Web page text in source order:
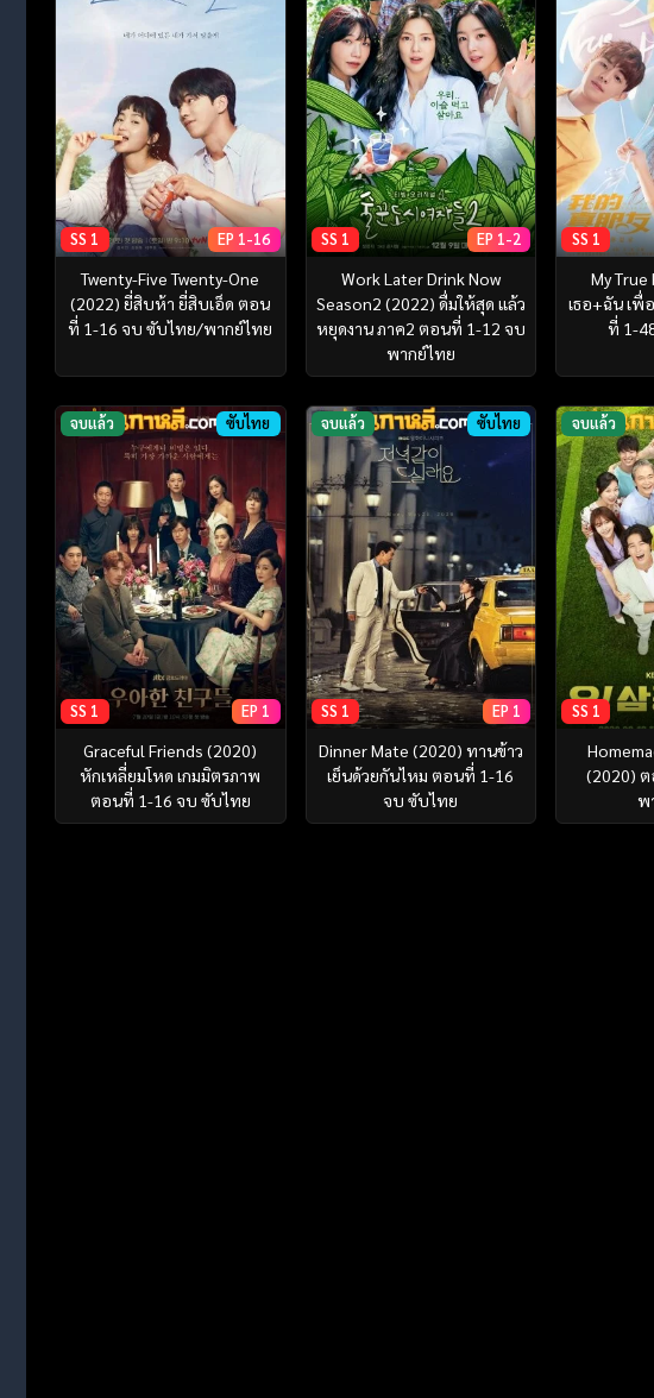
SS 1 EP 1-16
Twenty-Five Twenty-One
(2022) ยี่สิบห้า ยี่สิบเอ็ด ตอน
ที่ 1-16 จบ ซับไทย/พากย์ไทย
SS 1 EP 1-2
Work Later Drink Now
Season2 (2022) ดื่มให้สุด แล้ว
หยุดงาน ภาค2 ตอนที่ 1-12 จบ
พากย์ไทย
SS 1
My
เธอ+ฉัน เ
ที่ 1-
จบแล้ว ซับไทย
SS 1 EP 1
Graceful Friends (2020)
หักเหลี่ยมโหด เกมมิตรภาพ
ตอนที่ 1-16 จบ ซับไทย
จบแล้ว ซับไทย
SS 1 EP 1
Dinner Mate (2020) ทานข้าว
เย็นด้วยกันไหม ตอนที่ 1-16
จบ ซับไทย
จบแล้ว
SS 1
(2020)
พ